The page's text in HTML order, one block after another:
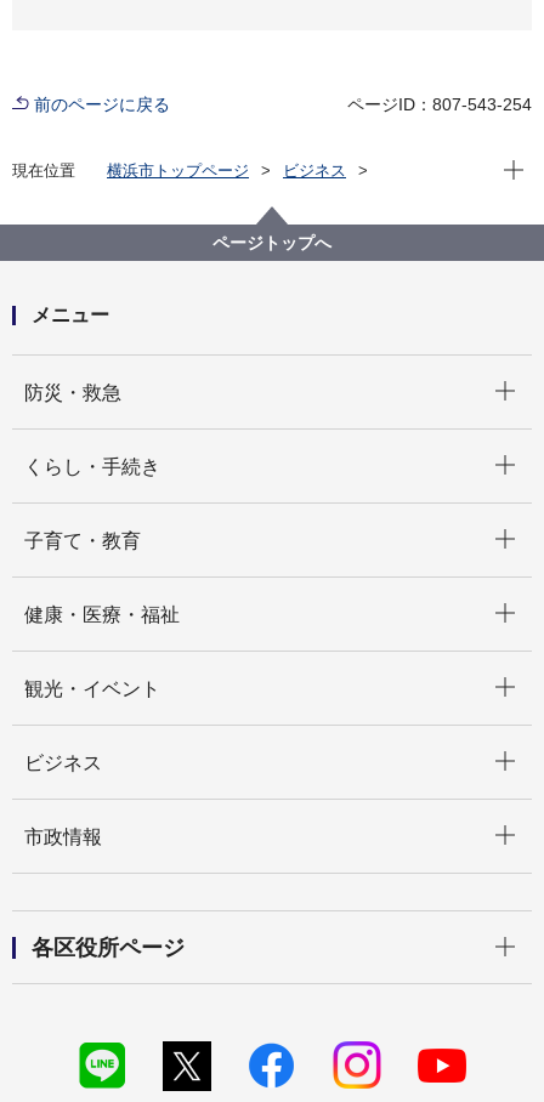
前のページに戻る ページID：807-543-254
現在位置 横浜市トップページ
ビジネス
公共工事等（下水道河川局）
現在
ページトップへ
メニュー
防災・救急
くらし・手続き
子育て・教育
健康・医療・福祉
観光・イベント
ビジネス
市政情報
各区役所ページ